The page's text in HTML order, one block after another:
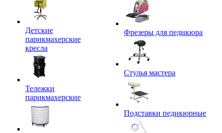
Детские
парикмахерские
кресла
Тележки
парикмахерские
Фрезеры для педикюра
Стулья мастера
Подставки педикюрные